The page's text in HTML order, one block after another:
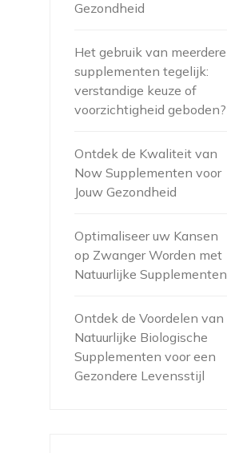
Gezondheid
Het gebruik van meerdere
supplementen tegelijk:
verstandige keuze of
voorzichtigheid geboden?
Ontdek de Kwaliteit van
Now Supplementen voor
Jouw Gezondheid
Optimaliseer uw Kansen
op Zwanger Worden met
Natuurlijke Supplementen
Ontdek de Voordelen van
Natuurlijke Biologische
Supplementen voor een
Gezondere Levensstijl